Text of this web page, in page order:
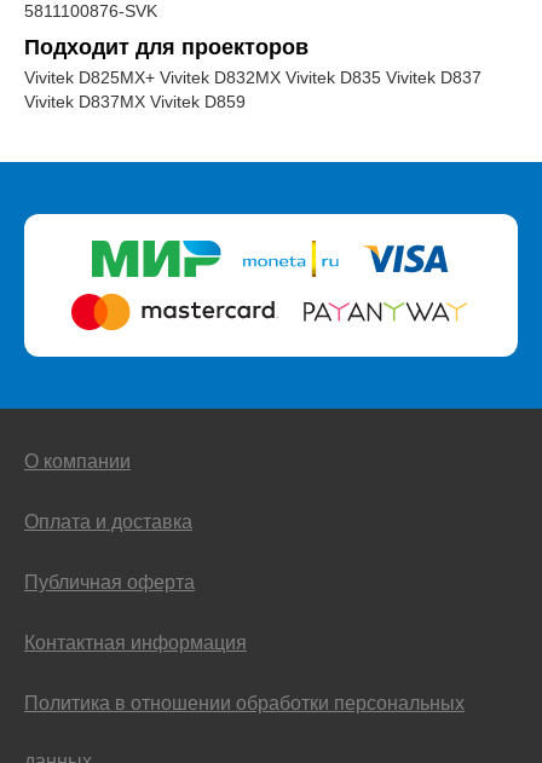
5811100876-SVK
Подходит для проекторов
Vivitek D825MX+ Vivitek D832MX Vivitek D835 Vivitek D837
Vivitek D837MX Vivitek D859
О компании
Оплата и доставка
Публичная оферта
Контактная информация
Политика в отношении обработки персональных